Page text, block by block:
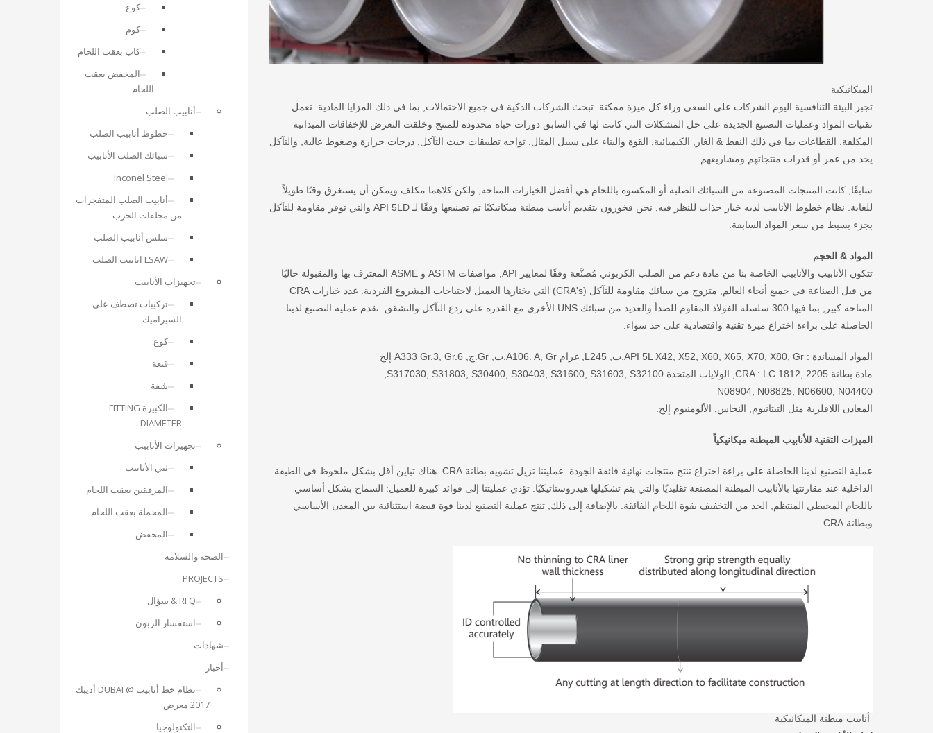
الميكانيكية
تجبر البيئة التنافسية اليوم الشركات على السعي وراء كل ميزة ممكنة. تبحث الشركات الذكية في جميع الاحتمالات, بما في ذلك المزايا المادية. تعمل
تقنيات المواد وعمليات التصنيع الجديدة على حل المشكلات التي كانت لها في السابق دورات حياة محدودة للمنتج وخلقت التعرض للإخفاقات الميدانية
المكلفة. القطاعات بما في ذلك النفط & الغاز, الكيميائية, القوة والبناء على سبيل المثال, تواجه تطبيقات حيث التآكل, درجات حرارة وضغوط عالية, والتآكل
يحد من عمر أو قدرات منتجاتهم ومشاريعهم.
سابقًا, كانت المنتجات المصنوعة من السبائك الصلبة أو المكسوة باللحام هي أفضل الخيارات المتاحة, ولكن كلاهما مكلف ويمكن أن يستغرق وقتًا طويلاً
للغاية. نظام خطوط الأنابيب لديه خيار جذاب للنظر فيه, نحن فخورون بتقديم أنابيب مبطنة ميكانيكيًا تم تصنيعها وفقًا لـ API 5LD والتي توفر مقاومة للتآكل
بجزء بسيط من سعر المواد السابقة.
المواد & الحجم
تتكون الأنابيب والأنابيب الخاصة بنا من مادة دعم من الصلب الكربوني مُصنَّعة وفقًا لمعايير API, مواصفات ASTM و ASME المعترف بها والمقبولة حاليًا
من قبل الصناعة في جميع أنحاء العالم, متزوج من سبائك مقاومة للتآكل (CRA's) التي يختارها العميل لاحتياجات المشروع الفردية. عدد خيارات CRA
المتاحة كبير, بما فيها 300 سلسلة الفولاذ المقاوم للصدأ والعديد من سبائك UNS الأخرى مع القدرة على ردع التآكل والتشقق. تقدم عملية التصنيع لدينا
الحاصلة على براءة اختراع ميزة تقنية واقتصادية على حد سواء.
المواد المساندة : API 5L X42, X52, X60, X65, X70, X80, Gr.ب, L245, غرام A106. A, Gr.ب, Gr.ج, A333 Gr.3, Gr.6 إلخ
مادة بطانة CRA : LC 1812, 2205, الولايات المتحدة S317030, S31803, S30400, S30403, S31600, S31603, S32100,
N08904, N08825, N06600, N04400
المعادن اللافلزية مثل التيتانيوم, النحاس, الألومنيوم إلخ.
الميزات التقنية للأنابيب المبطنة ميكانيكياً
عملية التصنيع لدينا الحاصلة على براءة اختراع تنتج منتجات نهائية فائقة الجودة. عمليتنا تزيل تشويه بطانة CRA. هناك تباين أقل بشكل ملحوظ في الطبقة
الداخلية عند مقارنتها بالأنابيب المبطنة المصنعة تقليديًا والتي يتم تشكيلها هيدروستاتيكيًا. تؤدي عمليتنا إلى فوائد كبيرة للعميل: السماح بشكل أساسي
باللحام المحيطي المنتظم, الحد من التخفيف بقوة اللحام الفائقة. بالإضافة إلى ذلك, تنتج عملية التصنيع لدينا قوة قبضة استثنائية بين المعدن الأساسي
وبطانة CRA.
أنابيب مبطنة الميكانيكية
كوع
كوم
كاب بعقب اللحام
المخفض بعقب
اللحام
أنابيب الصلب
خطوط أنابيب الصلب
سبائك الصلب الأنابيب
Inconel Steel
أنابيب الصلب المتفجرات
من مخلفات الحرب
سلس أنابيب الصلب
LSAW انابيب الصلب
تجهيزات الأنابيب
تركيبات تصطف على
السيراميك
كوع
قبعة
شفة
الكبيرة FITTING
DIAMETER
تجهيزات الأنابيب
ثني الأنابيب
المرفقين بعقب اللحام
المحملة بعقب اللحام
المخفض
الصحة والسلامة
PROJECTS
RFQ & سؤال
استفسار الزبون
شهادات
أخبار
نظام خط أنابيب @ DUBAI أديبك
2017 معرض
التكنولوجيا